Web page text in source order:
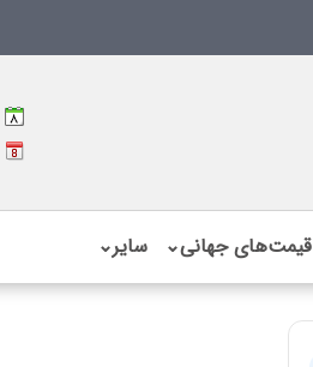
قیمت‌های جهانی⌄ سایر⌄